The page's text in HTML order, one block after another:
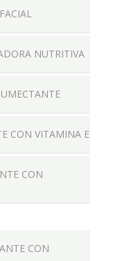
NUTRITIVA
CON VITAMINA E
CON
CON